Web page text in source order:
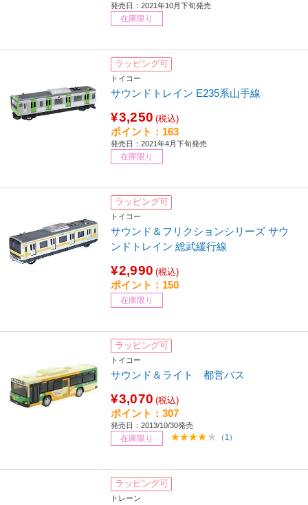
発売日：2021年10月下旬発売
在庫限り
ラッピング可
トイコー
サウンドトレイン E235系山手線
¥3,250 (税込)
ポイント：163
発売日：2021年4月下旬発売
在庫限り
ラッピング可
トイコー
サウンド＆フリクションシリーズ サウ
ンドトレイン 総武緩行線
¥2,990 (税込)
ポイント：150
在庫限り
ラッピング可
トイコー
サウンド＆ライト 都営バス
¥3,070 (税込)
ポイント：307
発売日：2013/10/30発売
在庫限り （1）
ラッピング可
トレーン